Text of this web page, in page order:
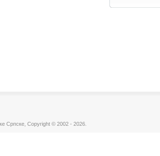
Српске, Copyright © 2002 - 2026.